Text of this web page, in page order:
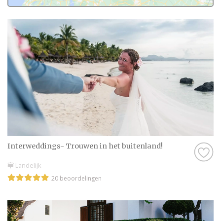
buitenland in Zeeland. Want zij hebben het
live ervaren en zijn natuurlijk kritische
beoordelaars!
Daarom hebben wij bij elke professional op
onze website een beoordeling van echte
bruidsparen staan. Indien deze al
beoordeeld is, natuurlijk. Soms vind je
namelijk ook nieuwe professionals op onze
website, en dan is het misschien wel aan
jullie om de eerste beoordeling te schrijven!
Hoe dan ook, je kunt er zeker van zijn dat je
een geweldige ervaring krijgt met de
Trouwen in het buitenland in Zeeland op
onze website. Het zijn stuk voor stuk
jullie een onvergetelijke dag te bezorgen.
Interweddings- Trouwen in het buitenland!
Landelijk
20 beoordelingen